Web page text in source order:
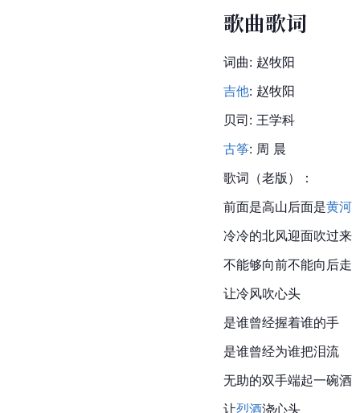
歌曲歌词
词曲: 赵牧阳
吉他: 赵牧阳
贝司: 王学科
古筝: 周 晨
歌词（老版）：
前面是高山后面是黄河
冷冷的北风迎面吹过来
不能够向前不能向后走
让冷风吹心头
是谁曾经握着谁的手
是谁曾经为谁把泪流
无助的双手端起一碗酒
让烈酒浇心头